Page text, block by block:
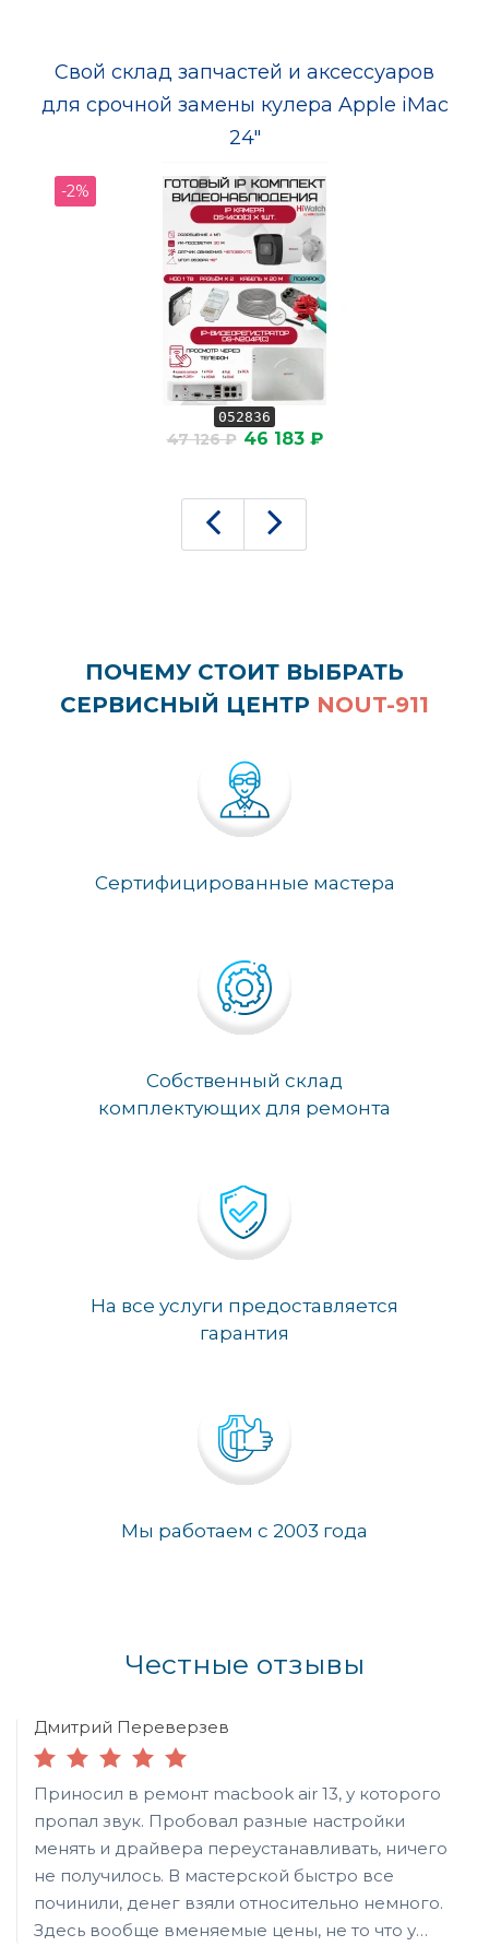
Свой склад запчастей и аксессуаров
для срочной замены кулера Apple iMac
24"
-2%
052836
47 126 ₽ 46 183 ₽
ПОЧЕМУ СТОИТ ВЫБРАТЬ
СЕРВИСНЫЙ ЦЕНТР NOUT-911
Сертифицированные мастера
Собственный склад
комплектующих для ремонта
На все услуги предоставляется
гарантия
Мы работаем с 2003 года
Честные отзывы
Дмитрий Переверзев
Приносил в ремонт macbook air 13, у которого
пропал звук. Пробовал разные настройки
менять и драйвера переустанавливать, ничего
не получилось. В мастерской быстро все
починили, денег взяли относительно немного.
Здесь вообще вменяемые цены, не то что у